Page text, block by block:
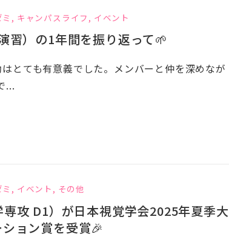
, キャンパスライフ , イベント
習）の1年間を振り返って🌱
とても有意義でした。メンバーと仲を深めなが
...
, イベント , その他
攻 D1）が日本視覚学会2025年夏季大
ョン賞を受賞🎉